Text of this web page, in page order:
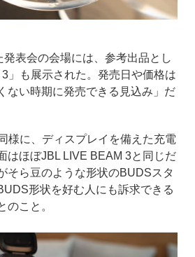
表会の会場には、参考出品とし
」も展示された。発売日や価格は
ない時期に発売できる見込み」だ
様に、ディスプレイを備えた充電
はほぼJBL LIVE BEAM 3と同じだ
そら豆のような形状のBUDSスタ
形状を好む人にも訴求できる
のこと。